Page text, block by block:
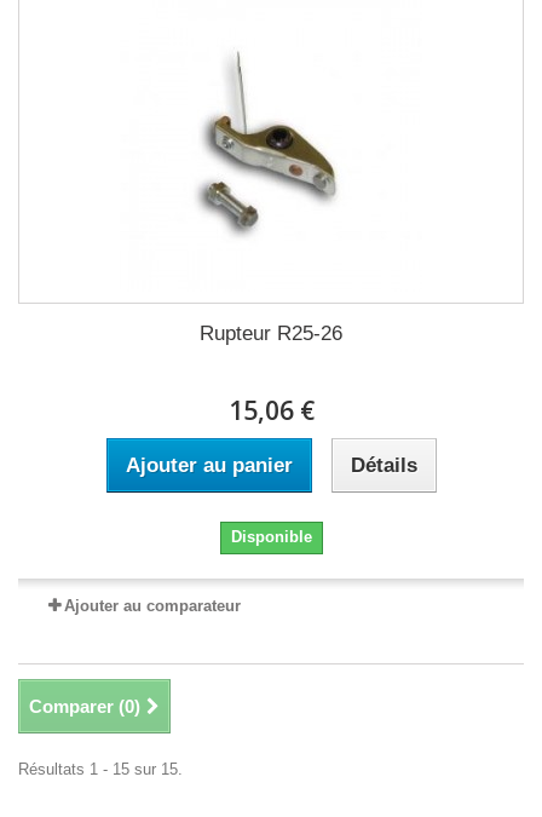
Rupteur R25-26
15,06 €
Ajouter au panier Détails
Disponible
Ajouter au comparateur
Comparer (0)
Résultats 1 - 15 sur 15.